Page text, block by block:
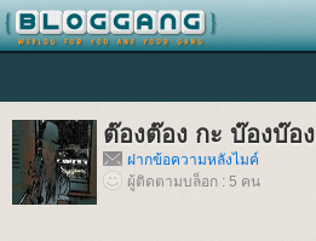
ต๊องต๊อง กะ บ๊องบ๊อง
ฝากข้อความหลังไมค์
ผู้ติดตามบล็อก : 5 คน